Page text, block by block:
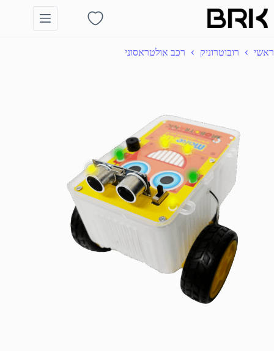
content
Shopping
ראשי
רובוטרוניק רכב אולטראסוני